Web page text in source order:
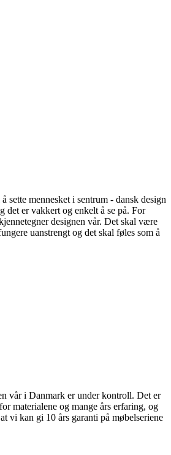
sette mennesket i sentrum - dansk design
det er vakkert og enkelt å se på. For
designen vår. Det skal være
uanstrengt og det skal føles som å
vår i Danmark er under kontroll. Det er
materialene og mange års erfaring, og
vi kan gi 10 års garanti på møbelseriene